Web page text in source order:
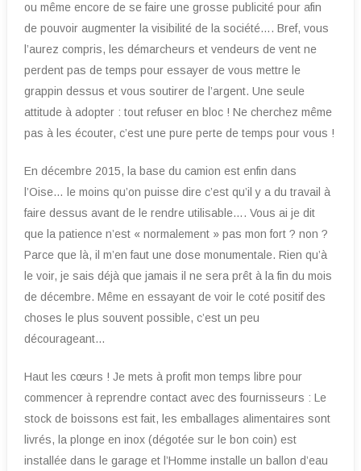
ou même encore de se faire une grosse publicité pour afin
de pouvoir augmenter la visibilité de la société…. Bref, vous
l’aurez compris, les démarcheurs et vendeurs de vent ne
perdent pas de temps pour essayer de vous mettre le
grappin dessus et vous soutirer de l’argent. Une seule
attitude à adopter : tout refuser en bloc ! Ne cherchez même
pas à les écouter, c’est une pure perte de temps pour vous !
En décembre 2015, la base du camion est enfin dans
l’Oise… le moins qu’on puisse dire c’est qu’il y a du travail à
faire dessus avant de le rendre utilisable…. Vous ai je dit
que la patience n’est « normalement » pas mon fort ? non ?
Parce que là, il m’en faut une dose monumentale. Rien qu’à
le voir, je sais déjà que jamais il ne sera prêt à la fin du mois
de décembre. Même en essayant de voir le coté positif des
choses le plus souvent possible, c’est un peu
décourageant…
Haut les cœurs ! Je mets à profit mon temps libre pour
commencer à reprendre contact avec des fournisseurs : Le
stock de boissons est fait, les emballages alimentaires sont
livrés, la plonge en inox (dégotée sur le bon coin) est
installée dans le garage et l’Homme installe un ballon d’eau